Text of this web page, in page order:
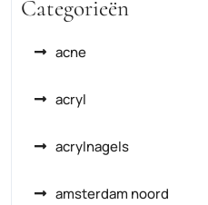
Categorieën
acne
acryl
acrylnagels
amsterdam noord